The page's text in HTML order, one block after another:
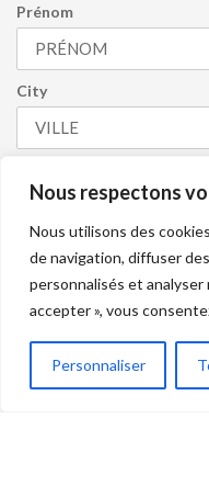
Nous respectons
Nous utilisons des
de navigation, diffuser
personnalisés et
accepter », vous
Personnaliser
Prénom
City
J’accepte de recevoir
peux me désabonner en